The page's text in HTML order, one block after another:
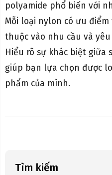
polyamide phổ biến với
Mỗi loại nylon có ưu
thuộc vào nhu cầu và
Hiểu rõ sự khác biệt giữa
giúp bạn lựa chọn được
phẩm của mình.
Tìm kiếm